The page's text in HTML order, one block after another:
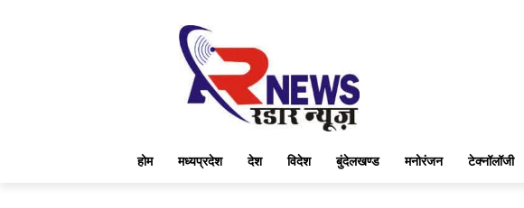
होम मध्यप्रदेश देश विदेश बुंदेलखण्ड मनोरंजन टेक्नॉलॉजी